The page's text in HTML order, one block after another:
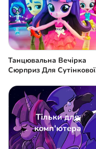
Танцювальна Вечірка
Сюрприз Для Сутінкової
Тільки для
комп'ютера